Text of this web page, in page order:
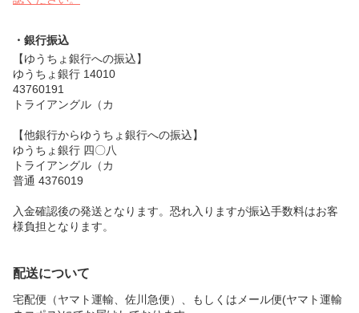
・銀行振込
【ゆうちょ銀行への振込】
ゆうちょ銀行 14010
43760191
トライアングル（カ
【他銀行からゆうちょ銀行への振込】
ゆうちょ銀行 四〇八
トライアングル（カ
普通 4376019
入金確認後の発送となります。恐れ入りますが振込手数料はお客
様負担となります。
配送について
宅配便（ヤマト運輸、佐川急便）、もしくはメール便(ヤマト運輸